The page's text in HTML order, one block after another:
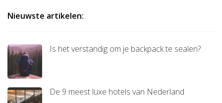
Nieuwste artikelen:
Is het verstandig om je backpack te sealen?
De 9 meest luxe hotels van Nederland